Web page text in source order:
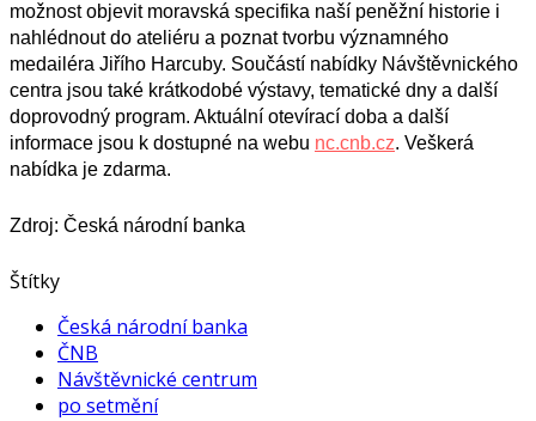
možnost objevit moravská specifika naší peněžní historie i
nahlédnout do ateliéru a poznat tvorbu významného
medailéra Jiřího Harcuby. Součástí nabídky Návštěvnického
centra jsou také krátkodobé výstavy, tematické dny a další
doprovodný program. Aktuální otevírací doba a další
informace jsou k dostupné na webu nc.cnb.cz. Veškerá
nabídka je zdarma.
Zdroj: Česká národní banka
Štítky
Česká národní banka
ČNB
Návštěvnické centrum
po setmění